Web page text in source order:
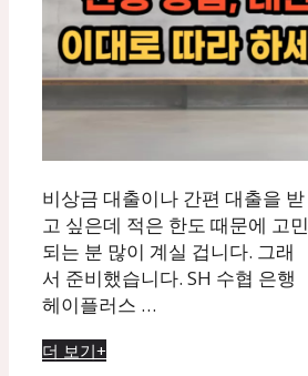
비상금 대출이나 간편 대출을 받
고 싶은데 적은 한도 때문에 고민
되는 분 많이 계실 겁니다. 그래
서 준비했습니다. SH 수협 은행
헤이플러스 …
더 보기+